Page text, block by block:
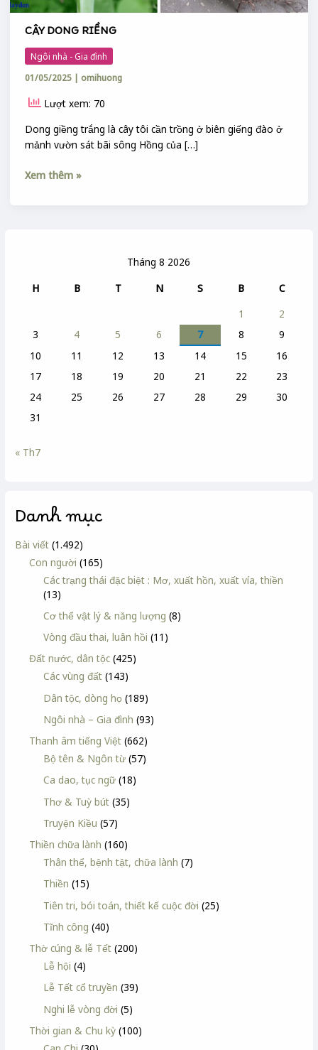
Tháng 8 2026
H
B T N S B
C
1
2
3
4 5 6 7 8
9
10
11 12 13 14 15
16
17
18 19 20 21 22
23
24
25 26 27 28 29
30
31
« Th7
Danh mục
Bài viết (1.492)
Con người (165)
Các trạng thái đặc biệt : Mơ, xuất hồn, xuất vía, thiền
(13)
Cơ thể vật lý & năng lượng (8)
Vòng đầu thai, luân hồi (11)
Đất nước, dân tộc (425)
Các vùng đất (143)
Dân tộc, dòng họ (189)
Ngôi nhà – Gia đình (93)
Thanh âm tiếng Việt (662)
Bộ tên & Ngôn từ (57)
Ca dao, tục ngữ (18)
Thơ & Tuỳ bút (35)
Truyện Kiều (57)
Thiền chữa lành (160)
Thân thể, bệnh tật, chữa lành (7)
Thiền (15)
Tiên tri, bói toán, thiết kế cuộc đời (25)
Tĩnh công (40)
Thờ cúng & lễ Tết (200)
Lễ hội (4)
Lễ Tết cổ truyền (39)
Nghi lễ vòng đời (5)
Thời gian & Chu kỳ (100)
CÂY DONG RIỀNG
Ngôi nhà - Gia đình
01/05/2025 | omihuong
Lượt xem: 70
Dong giềng trắng là cây tôi cần trồng ở biên giếng đào ở
mảnh vườn sát bãi sông Hồng của […]
Xem thêm »